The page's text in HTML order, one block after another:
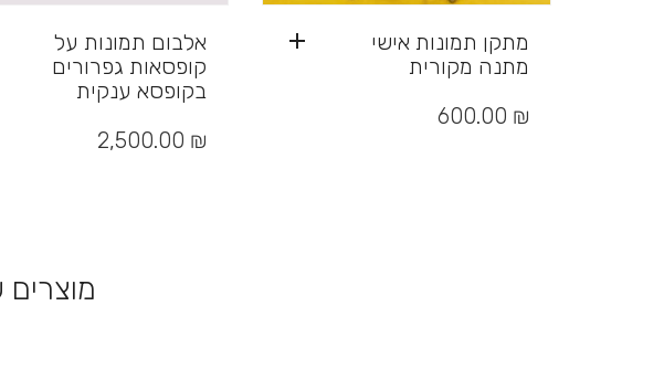
מתקן תמונות אישי
מתנה מקורית
600.00 ₪
אלבום תמונות על
קופסאות גפרורים
בקופסא ענקית
2,500.00 ₪